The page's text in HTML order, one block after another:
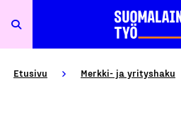
Etusivu Merkki- ja yrityshaku